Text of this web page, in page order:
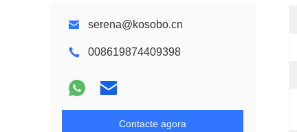
serena@kosobo.cn
008619874409398
Contacte agora